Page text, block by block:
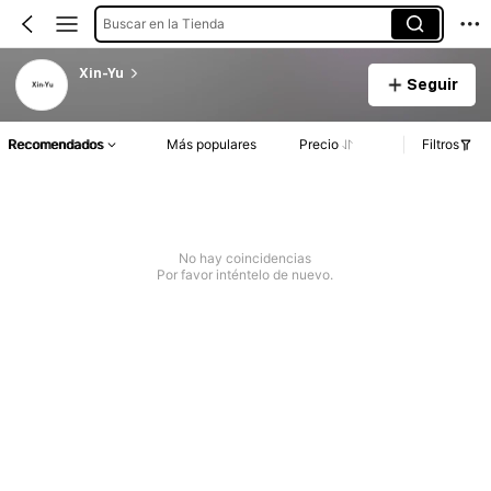
Buscar en la Tienda
Xin-Yu
Seguir
Recomendados Más populares Precio Filtros
No hay coincidencias
Por favor inténtelo de nuevo.